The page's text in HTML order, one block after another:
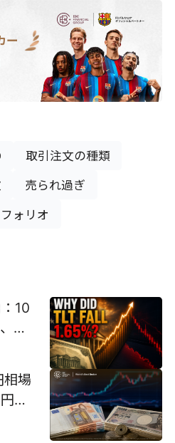
ー
取引注文の種類
売られ過ぎ
ォリオ
10
な
相場
介